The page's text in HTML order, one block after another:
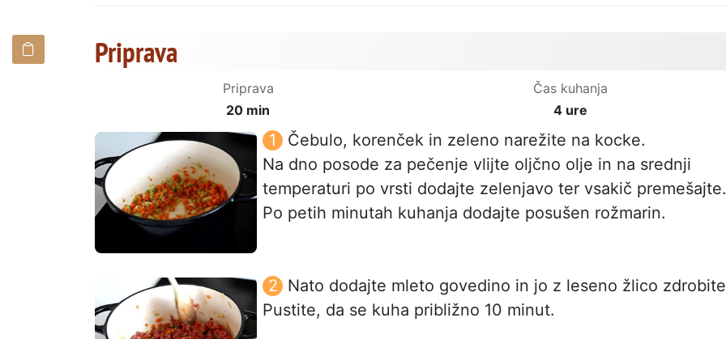
Priprava
Priprava
20 min
Čas kuhanja
4 ure
Čebulo, korenček in zeleno narežite na kocke.
Na dno posode za pečenje vlijte oljčno olje in na srednji
temperaturi po vrsti dodajte zelenjavo ter vsakič premešajte.
Po petih minutah kuhanja dodajte posušen rožmarin.
Nato dodajte mleto govedino in jo z leseno žlico
Pustite, da se kuha približno 10 minut.